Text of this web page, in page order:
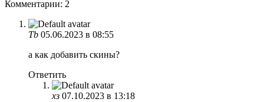
Комментарии: 2
Tb 05.06.2023 в 08:55
а как добавить скины?
Ответить
хз 07.10.2023 в 13:18